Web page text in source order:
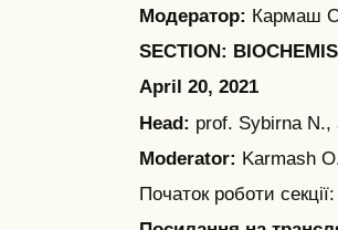
Модератор: Кармаш
SECTION:
April 20, 2021
Head: prof. Sybirna
Moderator: Karmash
Початок роботи